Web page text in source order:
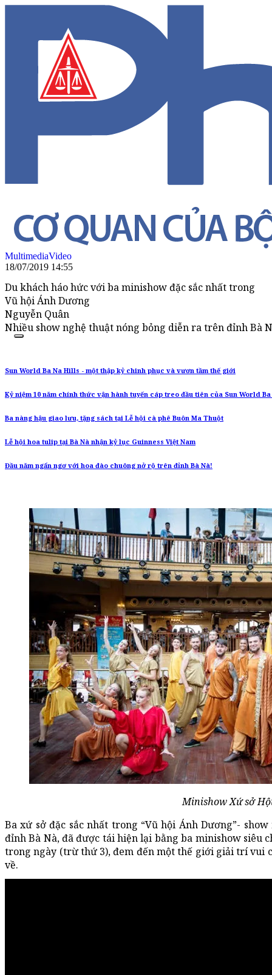
MultimediaVideo
18/07/2019 14:55
Du khách háo hức với ba minishow đặc sắc nhất trong
Vũ hội Ánh Dương
Nguyễn Quân
Nhiều show nghệ thuật nóng bỏng diễn ra trên đỉnh Bà
Sun World Ba Na Hills - một thập kỷ chinh phục và vươn tầm thế giới
Kỷ niệm 10 năm chính thức vận hành tuyến cáp treo đầu tiên của Sun World
Ba nàng hậu giao lưu, tặng sách tại Lễ hội cà phê Buôn Ma Thuột
Lễ hội hoa tulip tại Bà Nà nhận kỷ lục Guinness Việt Nam
Đầu năm ngẩn ngơ với hoa đào chuông nở rộ trên đỉnh Bà Nà!
Minishow Xứ sở
Ba xứ sở đặc sắc nhất trong “Vũ hội Ánh Dương”-
đỉnh Bà Nà, đã được tái hiện lại bằng ba minishow siêu
trong ngày (trừ thứ 3), đem đến một thế giới giải trí vui
về.